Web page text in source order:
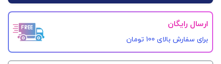
ارسال رایگان
برای سفارش‌ بالای 100 تومان